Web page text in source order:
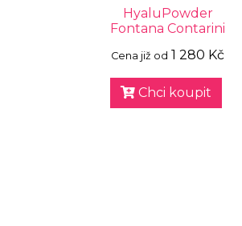
HyaluPowder
Fontana Contarini
Cena již od 1 280 Kč
Chci koupit